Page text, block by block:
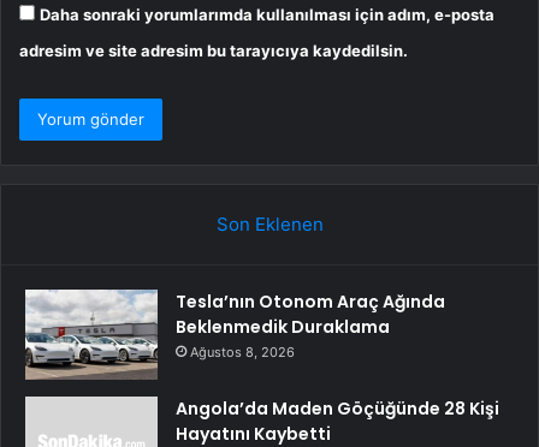
Daha sonraki yorumlarımda kullanılması için adım, e-posta
adresim ve site adresim bu tarayıcıya kaydedilsin.
Son Eklenen
Tesla’nın Otonom Araç Ağında
Beklenmedik Duraklama
Ağustos 8, 2026
Angola’da Maden Göçüğünde 28 Kişi
Hayatını Kaybetti